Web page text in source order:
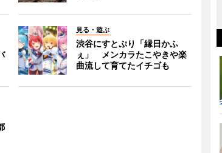
見る・遊ぶ
渋谷にすとぷり「縁日かふ
ぇ」 メンカラたこやきや楽
曲流して育てたイチゴも